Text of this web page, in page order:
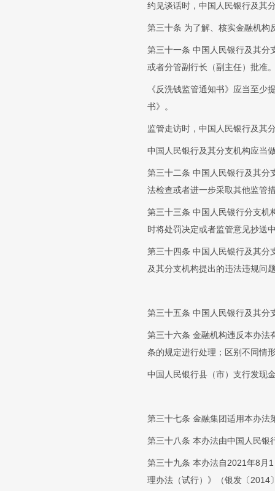
约见谈话时，中国人民银行及其
第三十条 为了解、核实金融机构
第三十一条 中国人民银行及其分
或者分管副行长（副主任）批准
《反洗钱监管通知书》应当至
书》。
监管走访时，中国人民银行及其
中国人民银行及其分支机构应当
第三十二条 中国人民银行及其分
法检查或者进一步采取其他监管
第三十三条 中国人民银行分支机
时将处罚决定或者监管意见抄送
第三十四条 中国人民银行及其分
及其分支机构提出的违法违规问
第三十五条 中国人民银行及其分
第三十六条 金融机构违反本办法
条的规定进行处理；区别不同情
中国人民银行县（市）支行发现
第三十七条 金融集团适用本办法
第三十八条 本办法由中国人民银
第三十九条 本办法自2021年8月
理办法（试行）》（银发〔2014